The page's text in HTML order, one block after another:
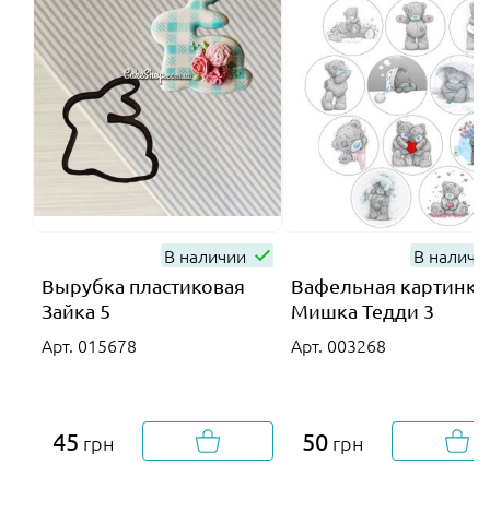
В наличии
Вырубка пластиковая
Зайка 5
Арт. 015678
45 грн
В
Вафельная картинка
Мишка Тедди 3
Арт. 003268
50 грн